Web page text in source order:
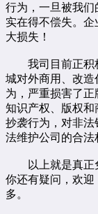
行为，一旦被我们
实在得不偿失。
大损失！
我司目前正积极
城对外商用、改
为，严重损害了
知识产权、版权和
抄袭行为，对非
法维护公司的合法
以上就是真正免
你还有疑问，欢迎
多。